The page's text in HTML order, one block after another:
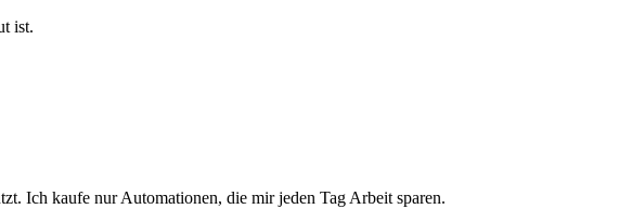
ist.
Ich kaufe nur Automationen, die mir jeden Tag Arbeit sparen.